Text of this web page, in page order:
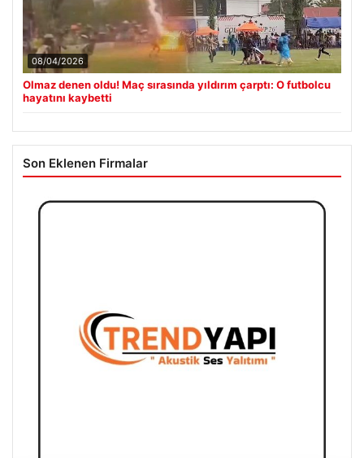
08/04/2026
Olmaz denen oldu! Maç sırasında yıldırım çarptı: O futbolcu
hayatını kaybetti
Son Eklenen Firmalar